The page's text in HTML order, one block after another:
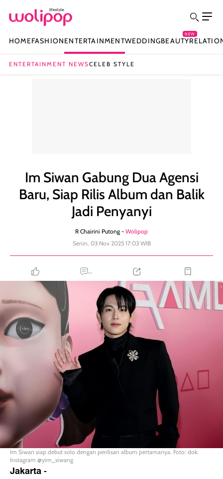
HOMEFASHIONENTERTAINMENTWEDDINGBEAUTY
NEW
ENTERTAINMENT NEWSCELEB STYLE
Im Siwan Gabung Dua Agensi
Baru, Siap Rilis Album dan Balik
Jadi Penyanyi
R Chairini Putong - Wolipop
Senin, 03 Nov 2025 17:03 WIB
...
Im Siwan siap debut solo dengan perilisan album pertamanya. Foto: dok.
Instagram @yim_siwang
Jakarta-